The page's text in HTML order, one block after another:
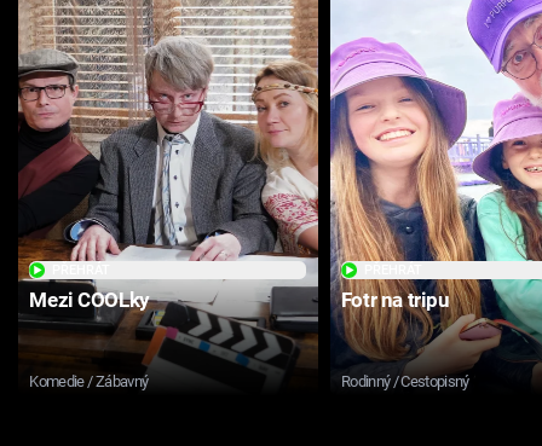
Mezi COOLky
Komedie / Zábavný
Fotr na tripu
Rodinný / Cestopisný